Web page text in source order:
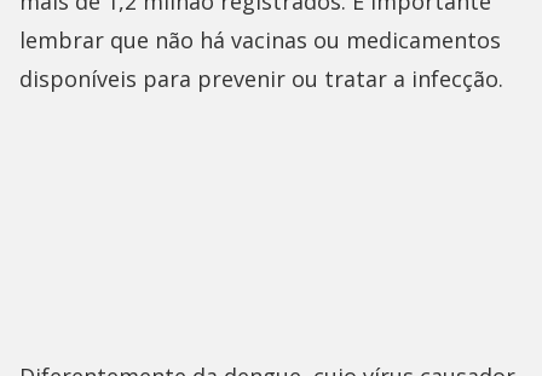
lembrar que não há vacinas ou medicamentos
disponíveis para prevenir ou tratar a infecção.